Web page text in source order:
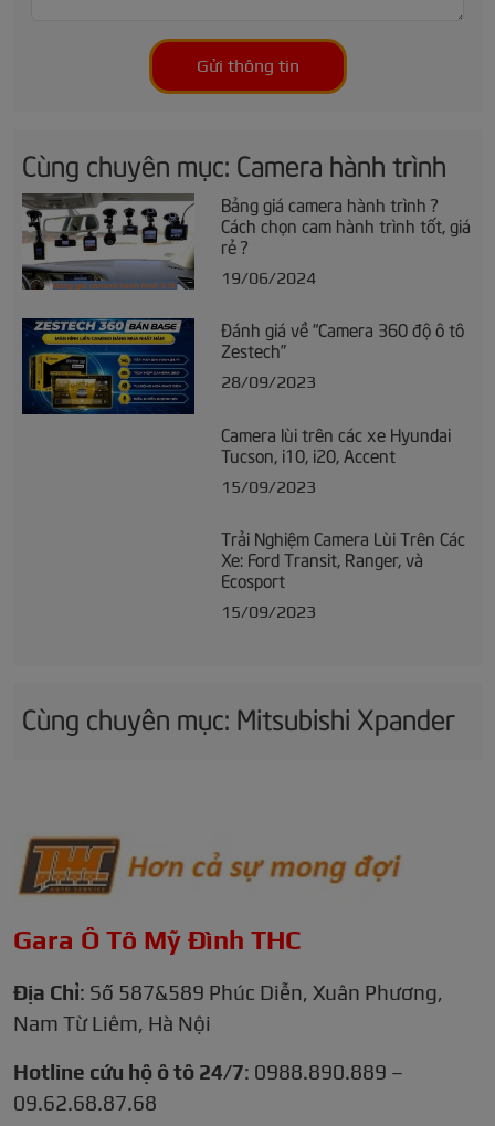
Gửi thông tin
Cùng chuyên mục: Camera hành trình
Bảng giá camera hành trình ?
Cách chọn cam hành trình tốt, giá
rẻ ?
19/06/2024
Đánh giá về “Camera 360 độ ô tô
Zestech”
28/09/2023
Camera lùi trên các xe Hyundai
Tucson, i10, i20, Accent
15/09/2023
Trải Nghiệm Camera Lùi Trên Các
Xe: Ford Transit, Ranger, và
Ecosport
15/09/2023
Cùng chuyên mục: Mitsubishi Xpander
Gara Ô Tô Mỹ Đình THC
Địa Chỉ: Số 587&589 Phúc Diễn, Xuân Phương,
Nam Từ Liêm, Hà Nội
Hotline cứu hộ ô tô 24/7: 0988.890.889 –
09.62.68.87.68